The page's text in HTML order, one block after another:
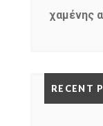
χαμένης
RECENT